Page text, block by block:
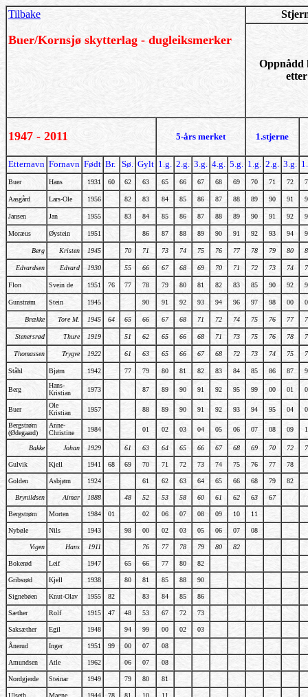
Tilbake
Buer/Kornsjø skytterlag - dugleiksmerker
Oppnådd
1947 - 2011 5-års merket 1.stjerne
Etternavn Fornavn Født Br. Sø. Gylt 1.g. 2.g. 3.g. 4.g. 5.g. 1.g. 2.g. 3.g.
Buer Hans 1931 60 62 63 65 66 67 68 69 70 71 72
Aasgård Lars-Ole 1956 82 83 84 85 86 87 88 89 90 91
Jansen Jan 1955 83 84 85 86 87 88 89 90 91 92
Moræus Øystein 1951 86 87 88 89 90 91 92 93 94
Berg Kristen 1945 70 71 73 74 75 76 77 78 79 80
Edvardsen Edvard 1930 55 66 67 68 69 70 71 72 73 74
Flon Svein de 1951 76 77 78 79 80 81 82 83 85 90 92
Gunstrøm Stein 1945 90 91 92 93 94 96 97 98 00
Brække Tore M. 1945 64 65 66 67 68 71 72 74 75 76 77
Stenersrød Thure 1919 51 62 65 66 68 71 73 75 76 78
Thomassen Trygve 1922 61 63 65 66 67 68 72 73 74 75
Ståhl Bjørn 1942 77 79 80 81 82 83 84 85 86 87
Berg
Hans-
Kristian
1973 87 89 90 91 92 95 99 00 01
Buer
Ole
Kristian
1957 88 89 90 91 92 93 94 95 04
Bergstrøm
(Ødegaard)
Anne-
Christine
1984 01 02 03 04 05 06 07 08 09
Bakke Johan 1929 61 63 64 65 66 67 68 69 70 72
Gulvik Kjell 1941 68 69 70 71 72 73 74 75 76 77 78
Golden Asbjørn 1924 61 62 63 64 65 66 68 79 82
Brynildsen Aimar 1888 48 52 53 58 60 61 62 63 67
Bergstrøm Morten 1984 01 02 06 07 08 09 10 11
Nybøle Nils 1943 98 00 02 03 05 06 07 08
Vigen Hans 1911 76 77 78 79 80 82
Bokerød Leif 1947 65 66 77 80 82
Gribsrød Kjell 1938 80 81 85 88 90
Signebøen Knut-Olav 1955 82 83 84 85 86
Sæther Rolf 1915 47 48 53 67 72 73
Saksæther Egil 1948 94 99 00 02 03
Ånerud Inger 1951 99 00 07 08
Amundsen Atle 1962 06 07 08
Nordgjerde Steinar 1949 79 80 81
Ulseth Magne 1944 78 81 10 11